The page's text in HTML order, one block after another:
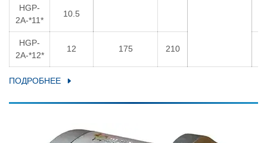
HGP-
2A-*11*
10.5
HGP-
2A-*12*
12 175 210
ПОДРОБНЕЕ